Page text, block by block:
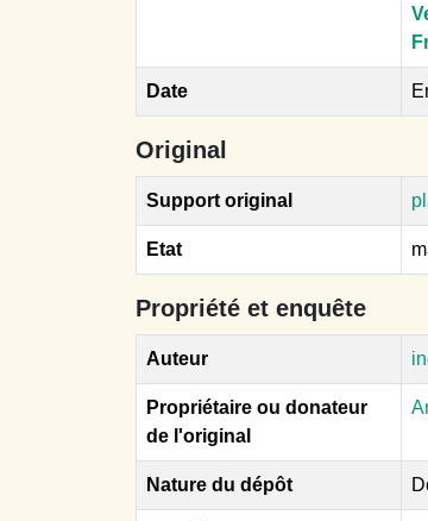
Date
Original
Support original
Etat
Propriété et enquête
Auteur
Propriétaire ou donateur
de l'original
Nature du dépôt